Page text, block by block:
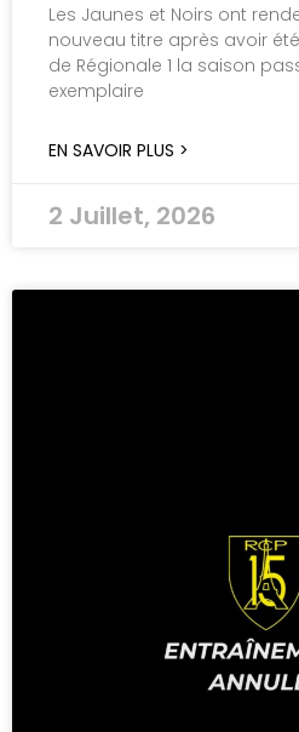
Les Jaunes et Noirs ont
nouveau titre après avoir
de Régionale 1 la saison
exemplaire
EN SAVOIR PLUS >
2 Juillet, 2026